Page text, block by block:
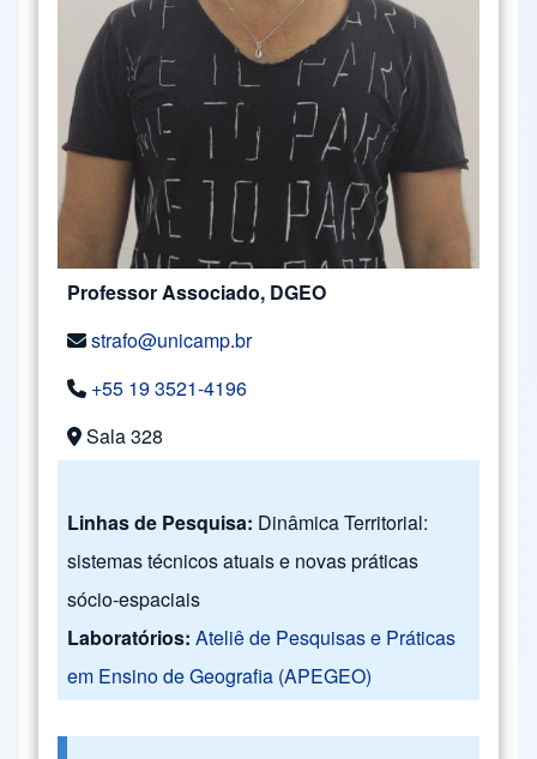
Professor Associado, DGEO
strafo@unicamp.br
+55 19 3521-4196
Sala 328
Linhas de Pesquisa: Dinâmica Territorial:
sistemas técnicos atuais e novas práticas
sócio-espaciais
Laboratórios: Ateliê de Pesquisas e Práticas
em Ensino de Geografia (APEGEO)